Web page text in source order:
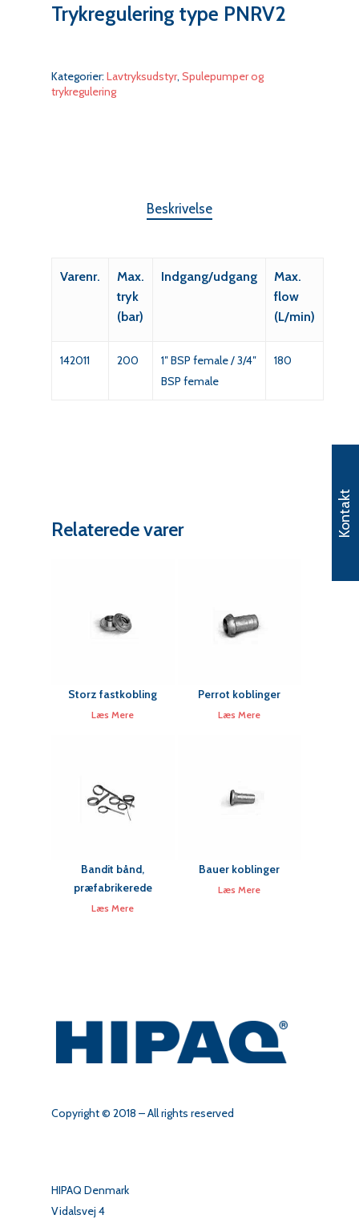
Trykregulering type PNRV2
Kategorier: Lavtryksudstyr, Spulepumper og
trykregulering
Beskrivelse
Varenr.
Max.
tryk
(bar)
Indgang/udgang
Max.
flow
(L/min)
142011 200
1″ BSP female / 3/4″
BSP female
180
Relaterede varer
Storz fastkobling
Læs Mere
Perrot koblinger
Læs Mere
Bandit bånd,
præfabrikerede
Læs Mere
Bauer koblinger
Læs Mere
Copyright © 2018 – All rights reserved
HIPAQ Denmark
Vidalsvej 4
Kontakt